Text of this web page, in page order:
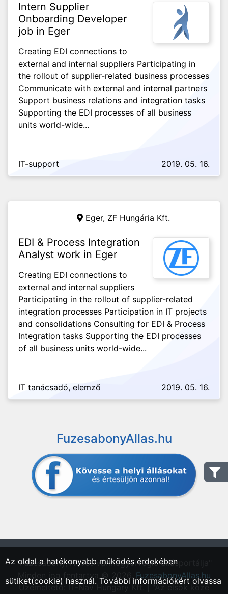
Intern Supplier
Onboarding Developer
job in Eger
Creating EDI connections to
external and internal suppliers Participating in
the rollout of supplier-related business processes
Communicate with external and internal partners
Support business relations and integration tasks
Supporting the EDI processes of all business
units world-wide...
IT-support 2019. 05. 16.
Eger, ZF Hungária Kft.
EDI & Process Integration
Analyst work in Eger
Creating EDI connections to
external and internal suppliers
Participating in the rollout of supplier-related
integration processes Participation in IT projects
and consolidations Consulting for EDI & Process
Integration tasks Supporting the EDI processes
of all business units world-wide...
IT tanácsadó, elemző 2019. 05. 16.
FuzesabonyAllas.hu
"Füzesabony, Heves vármegyei régió állásportálja"
Minden jog fentartva © 2026. FuzesabonyAllas.hu
Üzemeltető: IT-Nav Hungary Kft. | "Az elsők közé
Az oldal a hatékonyabb működés érdekében
sütiket(cookie) használ. További információkért olvassa